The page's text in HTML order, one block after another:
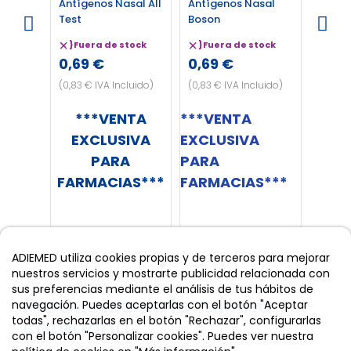
ADIEMED utiliza cookies propias y de terceros para mejorar
nuestros servicios y mostrarte publicidad relacionada con
sus preferencias mediante el análisis de tus hábitos de
navegación. Puedes aceptarlas con el botón "Aceptar
todas", rechazarlas en el botón "Rechazar", configurarlas
con el botón "Personalizar cookies". Puedes ver nuestra
Antígenos Nasal All
Test
}Fuera de stock
0,69 €
(0,83 € IVA Incluido)
***VENTA
EXCLUSIVA
PARA
FARMACIAS***
Antígenos Nasal
Boson
}Fuera de stock
0,69 €
(0,83 € IVA Incluido)
***VENTA
EXCLUSIVA
PARA
FARMACIAS***
Test
Productos de la misma
categoría